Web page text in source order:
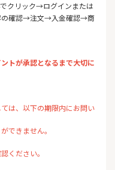
クリック→ログインまたは
の確認→注文→入金確認→商
トが承認となるまで大切に
は、以下の期限内にお問い
できません。
ください。